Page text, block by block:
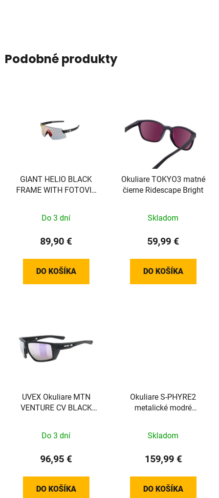
Podobné produkty
GIANT HELIO BLACK
FRAME WITH FOTOVIS
Do 3 dní
89,90 €
DO KOŠÍKA
Okuliare TOKYO3 matné
čierne Ridescape Bright
Skladom
59,99 €
DO KOŠÍKA
UVEX Okuliare MTN
VENTURE CV BLACK
Do 3 dní
96,95 €
DO KOŠÍKA
Okuliare S-PHYRE2
metalické modré
Skladom
159,99 €
DO KOŠÍKA